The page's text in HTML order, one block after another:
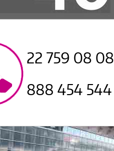
22 759 08 08
888 454 544